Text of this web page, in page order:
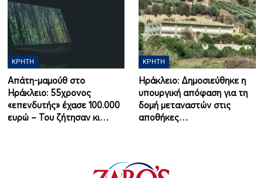
ΚΡΉΤΗ
Απάτη-μαμούθ στο
Ηράκλειο: 55χρονος
«επενδυτής» έχασε 100.000
ευρώ – Του ζήτησαν κι…
ΚΡΉΤΗ
Ηράκλειο: Δημοσιεύθηκε η
υπουργική απόφαση για τη
δομή μεταναστών στις
αποθήκες…